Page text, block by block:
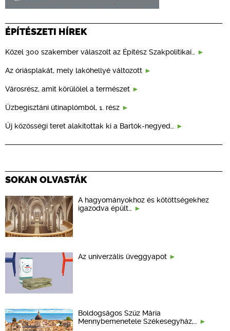
ÉPÍTÉSZETI HÍREK
Közel 300 szakember válaszolt az Építész Szakpolitikai…
Az óriásplakát, mely lakóhellyé változott
Városrész, amit körülölel a természet
Üzbegisztáni útinaplómból, 1. rész
Új közösségi teret alakítottak ki a Bartók-negyed…
SOKAN OLVASTÁK
A hagyományokhoz és kötöttségekhez
igazodva épült…
Az univerzális üveggyapot
Boldogságos Szűz Mária
Mennybemenetele Székesegyház,…